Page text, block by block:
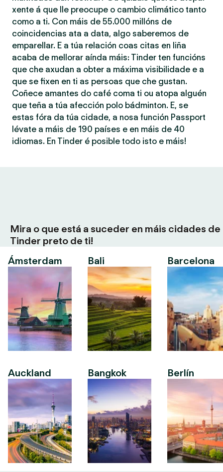
xente á que lle preocupe o cambio climático tanto
como a ti. Con máis de 55.000 millóns de
coincidencias ata a data, algo saberemos de
emparellar. E a túa relación coas citas en liña
acaba de mellorar aínda máis: Tinder ten funcións
que che axudan a obter a máxima visibilidade e a
que se fixen en ti as persoas que che gustan.
Coñece amantes do café coma ti ou atopa alguén
que teña a túa afección polo bádminton. E, se
estas fóra da túa cidade, a nosa función Passport
lévate a máis de 190 países e en máis de 40
idiomas. En Tinder é posible todo isto e máis!
Mira o que está a suceder en máis cidades de
Tinder preto de ti!
Ámsterdam
Auckland
Bali
Bangkok
Barcelona
Berlín